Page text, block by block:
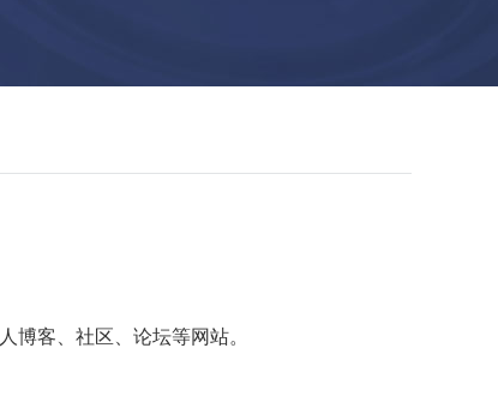
客、社区、论坛等网站。